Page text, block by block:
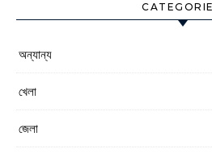
অন্যান্য
খেলা
জেলা